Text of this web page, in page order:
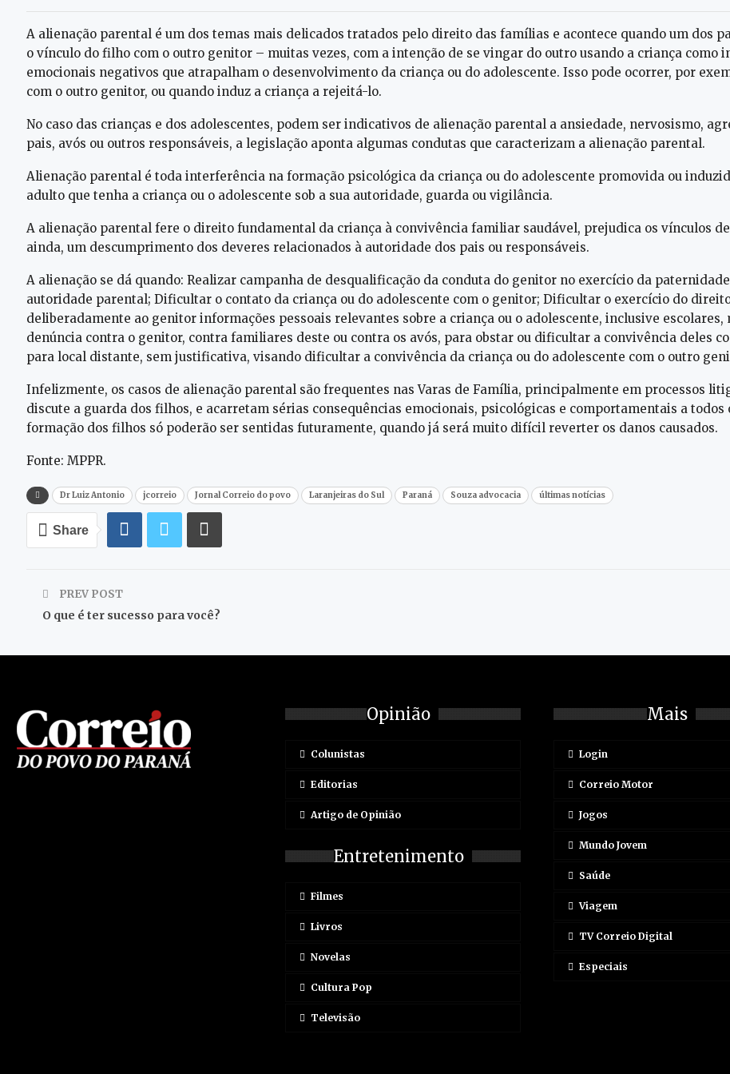
A alienação parental é um dos temas mais delicados tratados pelo direito das famílias e acontece quando um dos
o vínculo do filho com o outro genitor – muitas vezes, com a intenção de se vingar do outro usando a criança como
emocionais negativos que atrapalham o desenvolvimento da criança ou do adolescente. Isso pode ocorrer, por
com o outro genitor, ou quando induz a criança a rejeitá-lo.
No caso das crianças e dos adolescentes, podem ser indicativos de alienação parental a ansiedade, nervosismo,
pais, avós ou outros responsáveis, a legislação aponta algumas condutas que caracterizam a alienação parental.
Alienação parental é toda interferência na formação psicológica da criança ou do adolescente promovida ou
adulto que tenha a criança ou o adolescente sob a sua autoridade, guarda ou vigilância.
A alienação parental fere o direito fundamental da criança à convivência familiar saudável, prejudica os vínculos
ainda, um descumprimento dos deveres relacionados à autoridade dos pais ou responsáveis.
A alienação se dá quando: Realizar campanha de desqualificação da conduta do genitor no exercício da
autoridade parental; Dificultar o contato da criança ou do adolescente com o genitor; Dificultar o exercício do
deliberadamente ao genitor informações pessoais relevantes sobre a criança ou o adolescente, inclusive
denúncia contra o genitor, contra familiares deste ou contra os avós, para obstar ou dificultar a convivência deles
para local distante, sem justificativa, visando dificultar a convivência da criança ou do adolescente com o outro
Infelizmente, os casos de alienação parental são frequentes nas Varas de Família, principalmente em processos
discute a guarda dos filhos, e acarretam sérias consequências emocionais, psicológicas e comportamentais a
formação dos filhos só poderão ser sentidas futuramente, quando já será muito difícil reverter os danos causados.
Fonte: MPPR.
Dr Luiz Antonio jcorreio Jornal Correio do povo Laranjeiras do Sul Paraná Souza advocacia últimas notícias
Share
PREV POST
O que é ter sucesso para você?
Opinião
Colunistas
Editorias
Artigo de Opinião
Entretenimento
Filmes
Livros
Novelas
Cultura Pop
Televisão
Mais
Login
Correio Motor
Jogos
Mundo Jovem
Saúde
Viagem
TV Correio Digital
Especiais